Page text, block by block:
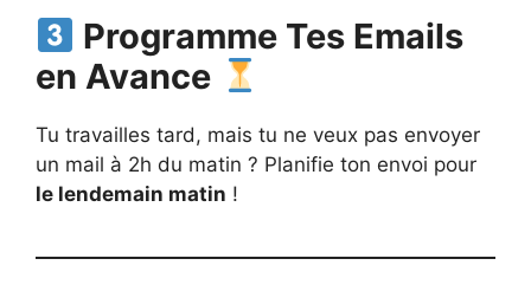
Programme Tes Emails
en Avance
Tu travailles tard, mais tu ne veux pas envoyer
un mail à 2h du matin ? Planifie ton envoi pour
le lendemain matin !